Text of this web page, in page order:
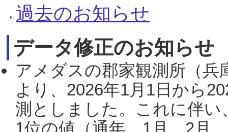
過去のお知らせ
データ修正のお知らせ
アメダスの郡家観測所（
より、2026年1月1日から
測としました。これに伴い
1位の値（通年、1月、2月